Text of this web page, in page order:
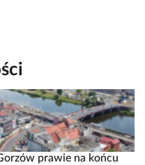
prawie na końcu